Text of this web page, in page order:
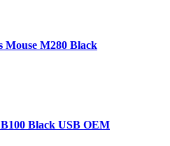
Mouse M280 Black
Black USB OEM